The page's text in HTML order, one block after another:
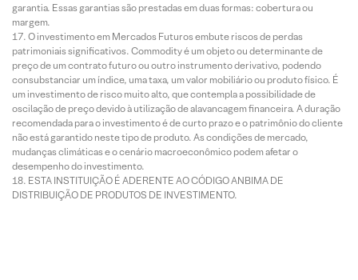
garantia. Essas garantias são prestadas em duas formas: cobertura ou
margem.
O investimento em Mercados Futuros embute riscos de perdas
patrimoniais significativos. Commodity é um objeto ou determinante de
preço de um contrato futuro ou outro instrumento derivativo, podendo
consubstanciar um índice, uma taxa, um valor mobiliário ou produto físico. É
um investimento de risco muito alto, que contempla a possibilidade de
oscilação de preço devido à utilização de alavancagem financeira. A duração
recomendada para o investimento é de curto prazo e o patrimônio do cliente
não está garantido neste tipo de produto. As condições de mercado,
mudanças climáticas e o cenário macroeconômico podem afetar o
desempenho do investimento.
ESTA INSTITUIÇÃO É ADERENTE AO CÓDIGO ANBIMA DE
DISTRIBUIÇÃO DE PRODUTOS DE INVESTIMENTO.